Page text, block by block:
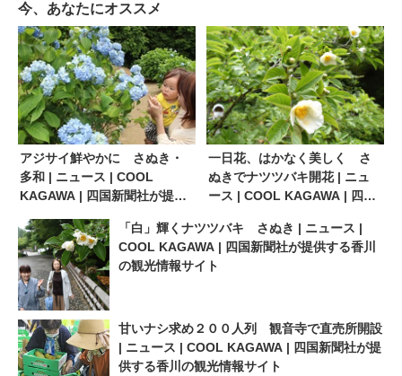
今、あなたにオススメ
アジサイ鮮やかに さぬき・
多和 | ニュース | COOL
KAGAWA | 四国新聞社が提供
一日花、はかなく美しく さ
ぬきでナツツバキ開花 | ニュ
ース | COOL KAGAWA | 四国
情報サイト
「白」輝くナツツバキ さぬき | ニュース |
COOL KAGAWA | 四国新聞社が提供する香川
の観光情報サイト
甘いナシ求め２００人列 観音寺で直売所開設
| ニュース | COOL KAGAWA | 四国新聞社が提
供する香川の観光情報サイト